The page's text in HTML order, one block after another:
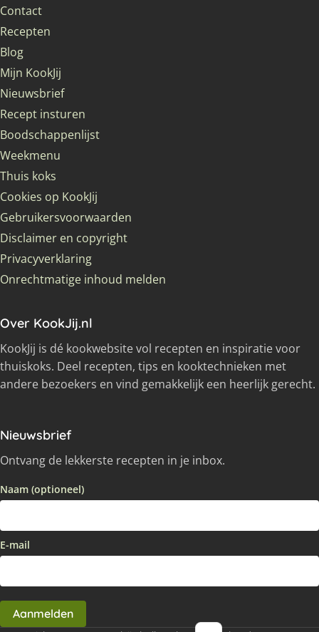
Contact
Recepten
Blog
Mijn KookJij
Nieuwsbrief
Recept insturen
Boodschappenlijst
Weekmenu
Thuis koks
Cookies op KookJij
Gebruikersvoorwaarden
Disclaimer en copyright
Privacyverklaring
Onrechtmatige inhoud melden
Over KookJij.nl
KookJij is dé kookwebsite vol recepten en inspiratie voor
thuiskoks. Deel recepten, tips en kooktechnieken met
andere bezoekers en vind gemakkelijk een heerlijk gerecht.
Nieuwsbrief
Ontvang de lekkerste recepten in je inbox.
Naam (optioneel)
E-mail
Aanmelden